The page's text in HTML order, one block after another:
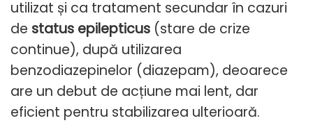
utilizat și ca tratament secundar în cazuri
de status epilepticus (stare de crize
continue), după utilizarea
benzodiazepinelor (diazepam), deoarece
are un debut de acțiune mai lent, dar
eficient pentru stabilizarea ulterioară.